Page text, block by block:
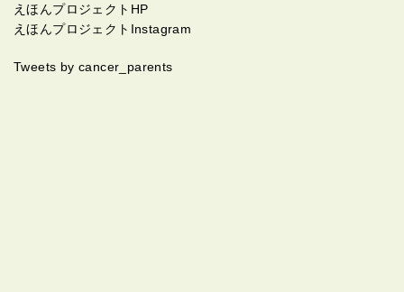
で 全然わからないのですが 皆さんの日記を読ませて頂
きとても元気と希望がわいて来ました！ 是非皆さんの
る事になると思います！ 是非母に抗がん剤の副作用の
えほんプロジェクトHP
えほんプロジェクトInstagram
Tweets by cancer_parents